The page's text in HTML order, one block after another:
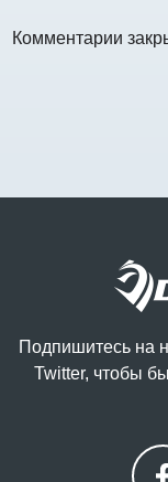
Комментарии
Подпишитесь на
Twitter, чтобы